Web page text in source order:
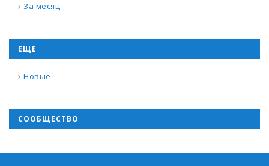
За месяц
ЕЩЕ
Новые
СООБЩЕСТВО